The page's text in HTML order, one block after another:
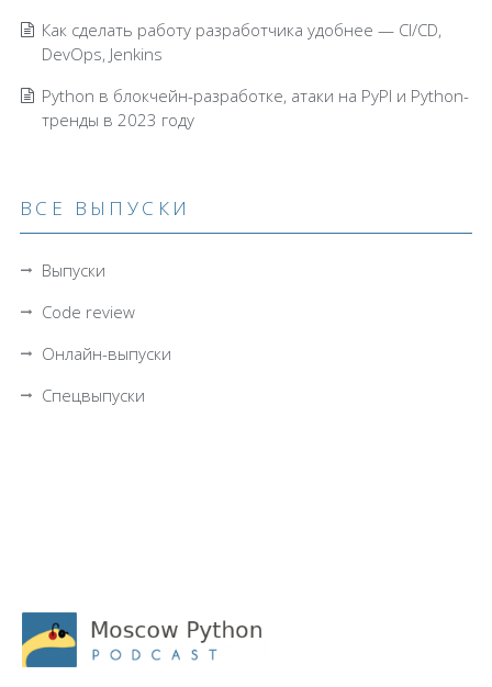
Как сделать работу разработчика удобнее — CI/CD,
DevOps, Jenkins
Python в блокчейн-разработке, атаки на PyPI и Python-
тренды в 2023 году
ВСЕ ВЫПУСКИ
Выпуски
Code review
Онлайн-выпуски
Спецвыпуски